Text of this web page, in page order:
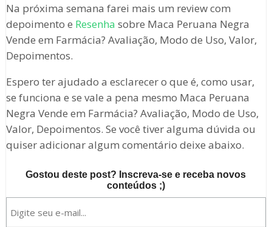
Na próxima semana farei mais um review com
depoimento e Resenha sobre Maca Peruana Negra
Vende em Farmácia? Avaliação, Modo de Uso, Valor,
Depoimentos.
Espero ter ajudado a esclarecer o que é, como usar,
se funciona e se vale a pena mesmo Maca Peruana
Negra Vende em Farmácia? Avaliação, Modo de Uso,
Valor, Depoimentos. Se você tiver alguma dúvida ou
quiser adicionar algum comentário deixe abaixo.
Gostou deste post? Inscreva-se e receba novos
conteúdos ;)